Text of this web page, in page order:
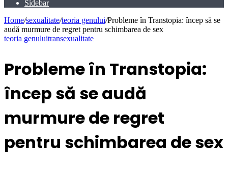
Sidebar
Home/sexualitate/teoria genului/Probleme în Transtopia: încep să se
audă murmure de regret pentru schimbarea de sex
teoria genuluitransexualitate
Probleme în Transtopia:
încep să se audă
murmure de regret
pentru schimbarea de sex